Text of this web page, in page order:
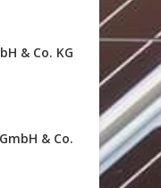
& Co. KG
& Co.